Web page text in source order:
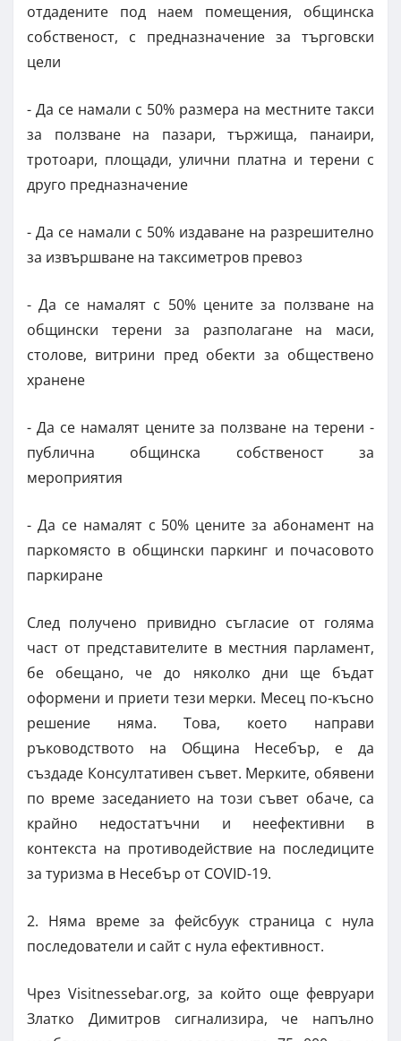
отдадените под наем помещения, общинска
собственост, с предназначение за търговски
цели
- Да се намали с 50% размера на местните такси
за ползване на пазари, тържища, панаири,
тротоари, площади, улични платна и терени с
друго предназначение
- Да се намали с 50% издаване на разрешително
за извършване на таксиметров превоз
- Да се намалят с 50% цените за ползване на
общински терени за разполагане на маси,
столове, витрини пред обекти за обществено
хранене
- Да се намалят цените за ползване на терени -
публична общинска собственост за
мероприятия
- Да се намалят с 50% цените за абонамент на
паркомясто в общински паркинг и почасовото
паркиране
След получено привидно съгласие от голяма
част от представителите в местния парламент,
бе обещано, че до няколко дни ще бъдат
оформени и приети тези мерки. Месец по-късно
решение няма. Това, което направи
ръководството на Община Несебър, е да
създаде Консултативен съвет. Мерките, обявени
по време заседанието на този съвет обаче, са
крайно недостатъчни и неефективни в
контекста на противодействие на последиците
за туризма в Несебър от COVID-19.
2. Няма време за фейсбуук страница с нула
последователи и сайт с нула ефективност.
Чрез Visitnessebar.org, за който още февруари
Златко Димитров сигнализира, че напълно